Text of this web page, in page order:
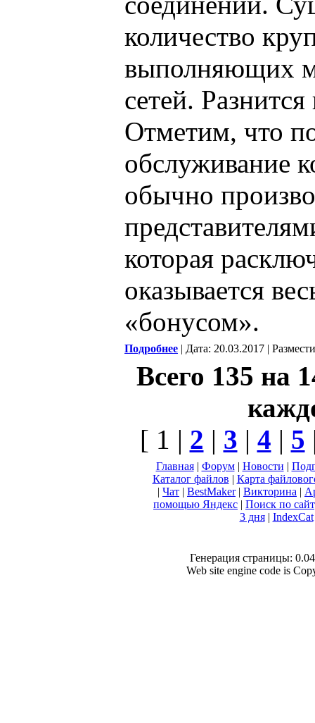
количество
выполняющих
сетей.
Отметим, что
обслуживание
обычно
которая
оказывается
«бонусом».
Подробнее | Дата: 20.03.2017 |
Всего 135 на
[ 1 | 2 | 3 | 4 | 5
Главная| Форум| Новости |
Каталог файлов | Карта
| Чат | BestMaker| Викторина |
помощью Яндекс | Поиск по
3 дня| IndexCat
Генерация страницы:
Web site engine code is